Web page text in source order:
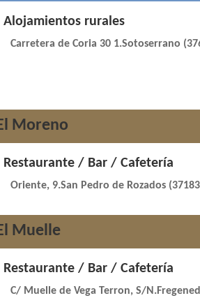
Alojamientos rurales
Carretera de Coria 30 1.Sotoserrano
Moreno
Restaurante / Bar / Cafetería
Oriente, 9.San Pedro de Rozados
Muelle
Restaurante / Bar / Cafetería
C/ Muelle de Vega Terron, S/